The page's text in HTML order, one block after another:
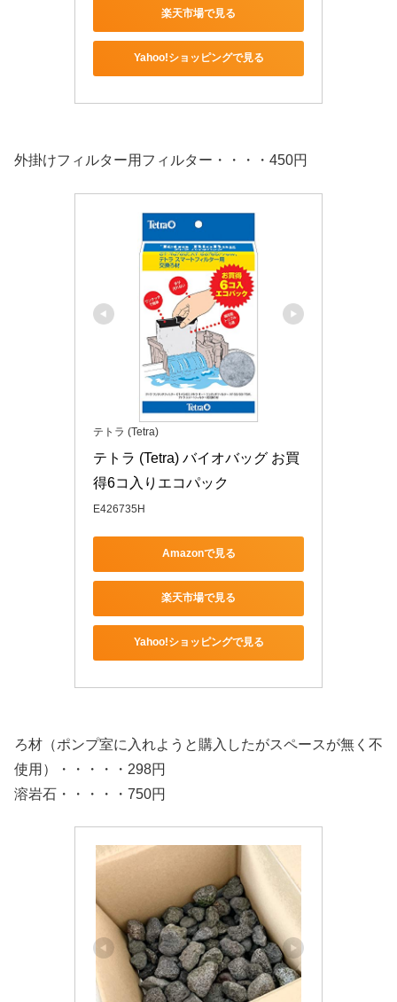
楽天市場で見る
Yahoo!ショッピングで見る
外掛けフィルター用フィルター・・・・450円
テトラ (Tetra)
テトラ (Tetra) バイオバッグ お買
得6コ入りエコパック
E426735H
Amazonで見る
楽天市場で見る
Yahoo!ショッピングで見る
ろ材（ポンプ室に入れようと購入したがスペースが無く不
使用）・・・・・298円
溶岩石・・・・・750円